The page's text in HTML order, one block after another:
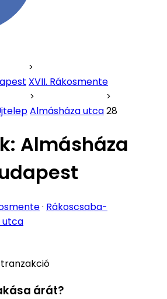
XVII. Rákosmente
Almásháza utca28
Almásháza
· Rákoscsaba-
utca
árát?